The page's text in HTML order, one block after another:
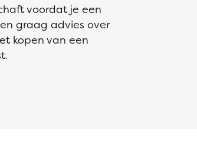
voordat je een
graag advies over
kopen van een